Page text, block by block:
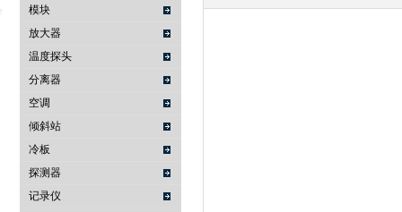
武汉提沃克科技有限公司
模块
放大器
温度探头
分离器
空调
倾斜站
冷板
探测器
记录仪